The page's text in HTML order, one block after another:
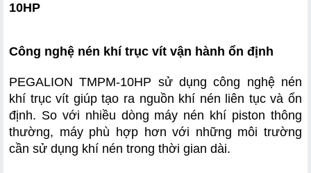
10HP
Công nghệ nén khí trục vít vận hành ổn định
PEGALION TMPM-10HP sử dụng công nghệ nén
khí trục vít giúp tạo ra nguồn khí nén liên tục và ổn
định. So với nhiều dòng máy nén khí piston thông
thường, máy phù hợp hơn với những môi trường
cần sử dụng khí nén trong thời gian dài.